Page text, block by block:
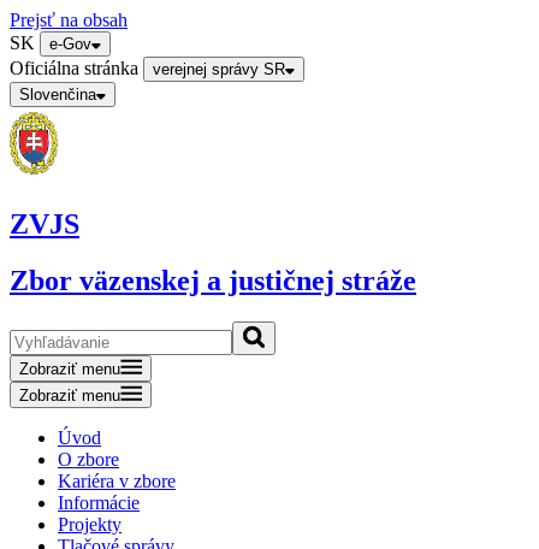
Prejsť na obsah
SK
e-Gov
Oficiálna stránka
verejnej správy SR
Slovenčina
ZVJS
Zbor väzenskej a justičnej stráže
Zobraziť menu
Zobraziť menu
Úvod
O zbore
Kariéra v zbore
Informácie
Projekty